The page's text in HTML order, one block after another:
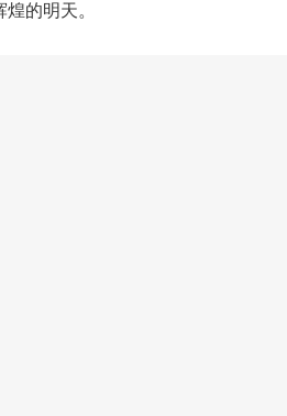
的明天。